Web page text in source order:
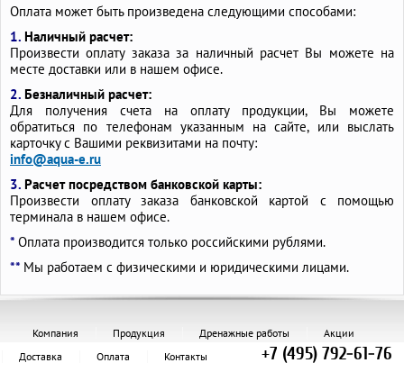
Оплата может быть произведена следующими способами:
1. Наличный расчет:
Произвести оплату заказа за наличный расчет Вы можете на
месте доставки или в нашем офисе.
2. Безналичный расчет:
Для получения счета на оплату продукции, Вы можете
обратиться по телефонам указанным на сайте, или выслать
карточку с Вашими реквизитами на почту:
info@aqua-e.ru
3. Расчет посредством банковской карты:
Произвести оплату заказа банковской картой с помощью
терминала в нашем офисе.
* Оплата производится только российскими рублями.
** Мы работаем с физическими и юридическими лицами.
Компания Продукция Дренажные работы
Акции
Доставка
Оплата Контакты +7 (495) 792-61-76